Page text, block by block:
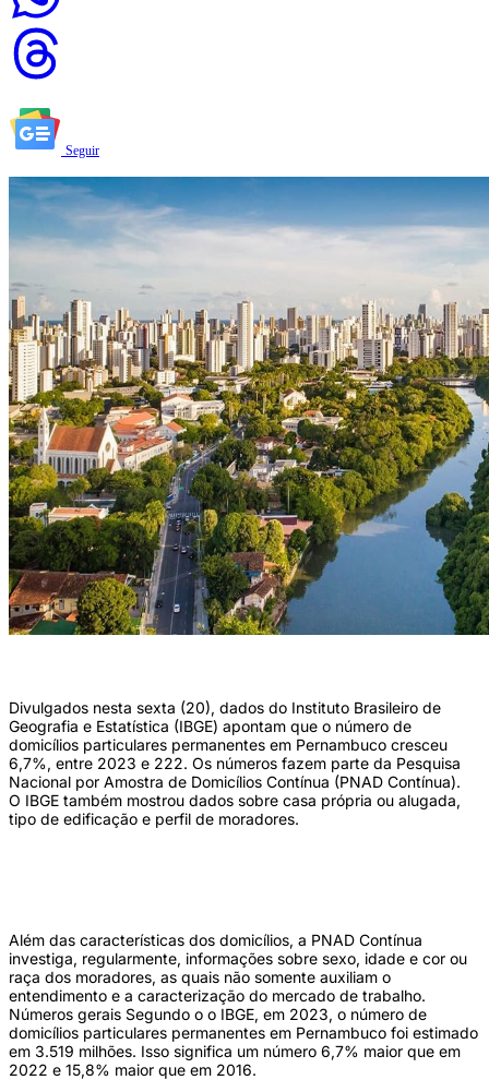
Seguir
Divulgados nesta sexta (20), dados do Instituto Brasileiro de
Geografia e Estatística (IBGE) apontam que o número de
domicílios particulares permanentes em Pernambuco cresceu
6,7%, entre 2023 e 222. Os números fazem parte da Pesquisa
Nacional por Amostra de Domicílios Contínua (PNAD Contínua).
O IBGE também mostrou dados sobre casa própria ou alugada,
tipo de edificação e perfil de moradores.
Além das características dos domicílios, a PNAD Contínua
investiga, regularmente, informações sobre sexo, idade e cor ou
raça dos moradores, as quais não somente auxiliam o
entendimento e a caracterização do mercado de trabalho.
Números gerais Segundo o o IBGE, em 2023, o número de
domicílios particulares permanentes em Pernambuco foi estimado
em 3.519 milhões. Isso significa um número 6,7% maior que em
2022 e 15,8% maior que em 2016.